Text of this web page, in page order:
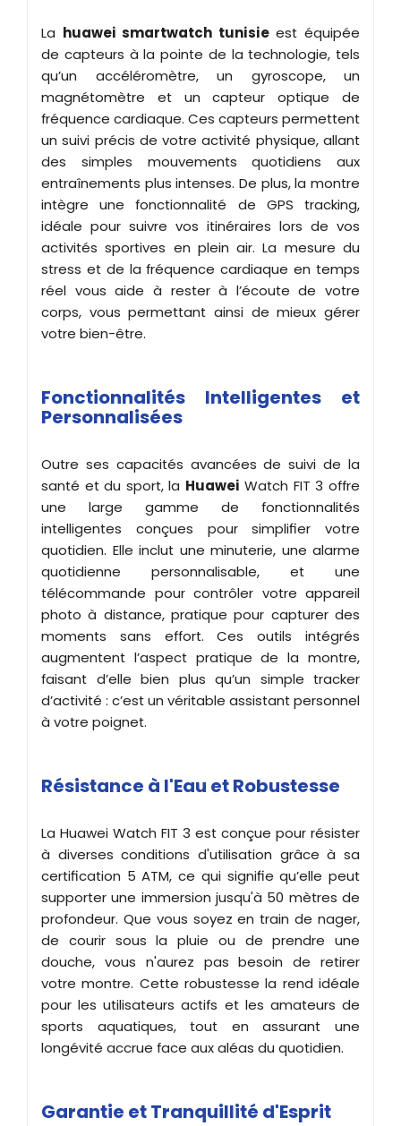
La huawei smartwatch tunisieest équipée
de capteurs à la pointe de la technologie, tels
qu’un accéléromètre, un gyroscope, un
magnétomètre et un capteur optique de
fréquence cardiaque. Ces capteurs permettent
un suivi précis de votre activité physique, allant
des simples mouvements quotidiens aux
entraînements plus intenses. De plus, la montre
intègre une fonctionnalité de GPS tracking,
idéale pour suivre vos itinéraires lors de vos
activités sportives en plein air. La mesure du
stress et de la fréquence cardiaque en temps
réel vous aide à rester à l’écoute de votre
corps, vous permettant ainsi de mieux gérer
votre bien-être.
Fonctionnalités Intelligentes et
Personnalisées
Outre ses capacités avancées de suivi de la
santé et du sport, la Huawei Watch FIT 3 offre
une large gamme de fonctionnalités
intelligentes conçues pour simplifier votre
quotidien. Elle inclut une minuterie, une alarme
quotidienne personnalisable, et une
télécommande pour contrôler votre appareil
photo à distance, pratique pour capturer des
moments sans effort. Ces outils intégrés
augmentent l’aspect pratique de la montre,
faisant d’elle bien plus qu’un simple tracker
d’activité : c’est un véritable assistant personnel
à votre poignet.
Résistance à l'Eau et Robustesse
La Huawei Watch FIT 3 est conçue pour résister
à diverses conditions d'utilisation grâce à sa
certification 5 ATM, ce qui signifie qu’elle peut
supporter une immersion jusqu'à 50 mètres de
profondeur. Que vous soyez en train de nager,
de courir sous la pluie ou de prendre une
douche, vous n'aurez pas besoin de retirer
votre montre. Cette robustesse la rend idéale
pour les utilisateurs actifs et les amateurs de
sports aquatiques, tout en assurant une
longévité accrue face aux aléas du quotidien.
Garantie et Tranquillité d'Esprit